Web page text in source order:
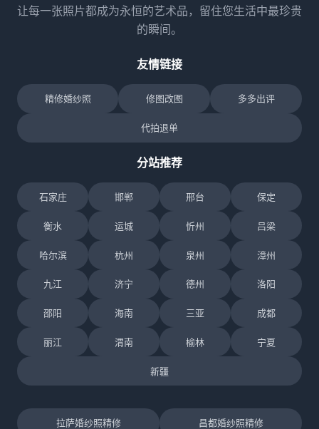
让每一张照片都成为永恒的艺术品，留住您生活中最珍贵
的瞬间。
友情链接
精修婚纱照 修图改图 多多出评
代拍退单
分站推荐
石家庄 邯郸 邢台 保定
衡水 运城 忻州 吕梁
哈尔滨 杭州 泉州 漳州
九江 济宁 德州 洛阳
邵阳 海南 三亚 成都
丽江 渭南 榆林 宁夏
新疆
拉萨婚纱照精修 昌都婚纱照精修